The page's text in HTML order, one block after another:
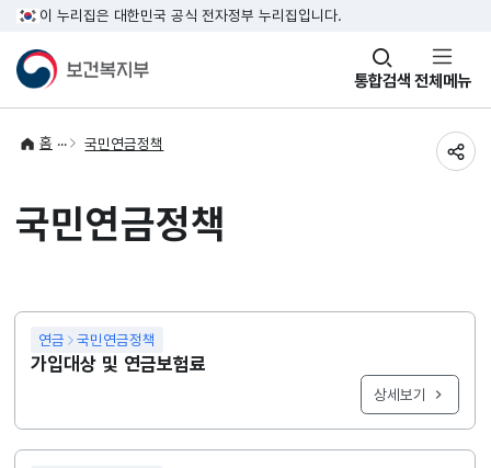
이 누리집은 대한민국 공식 전자정부 누리집입니다.
통합검색
창
열기 전체메뉴
홈 국민연금정책
국민연금정책
연금 국민연금정책
가입대상 및 연금보험료
상세보기